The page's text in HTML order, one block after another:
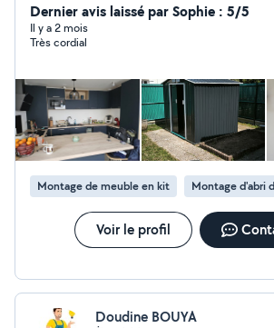
install. cuisine et salle de bain, abri
+ remorque 750kg
Dernier avis laissé par Sophie : 5/5
Il y a 2 mois
Très cordial
Montage de meuble en kit Montage d'abri
Voir le profil
Doudine BOUYA